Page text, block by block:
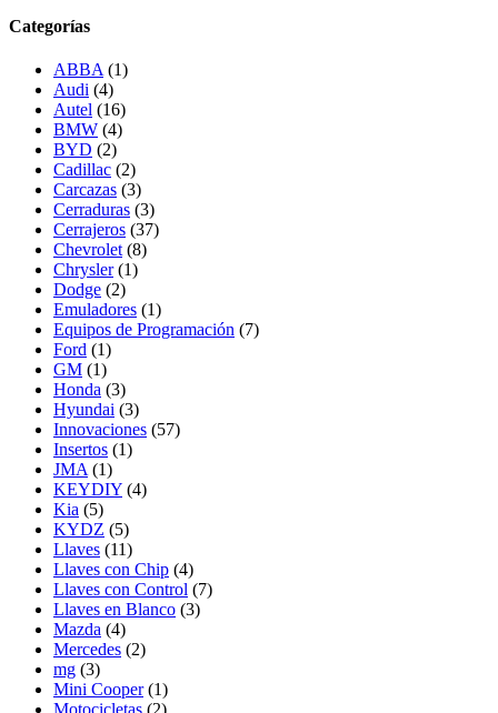
Categorías
ABBA (1)
Audi (4)
Autel (16)
BMW (4)
BYD (2)
Cadillac (2)
Carcazas (3)
Cerraduras (3)
Cerrajeros (37)
Chevrolet (8)
Chrysler (1)
Dodge (2)
Emuladores (1)
Equipos de Programación (7)
Ford (1)
GM (1)
Honda (3)
Hyundai (3)
Innovaciones (57)
Insertos (1)
JMA (1)
KEYDIY (4)
Kia (5)
KYDZ (5)
Llaves (11)
Llaves con Chip (4)
Llaves con Control (7)
Llaves en Blanco (3)
Mazda (4)
Mercedes (2)
mg (3)
Mini Cooper (1)
Motocicletas (2)